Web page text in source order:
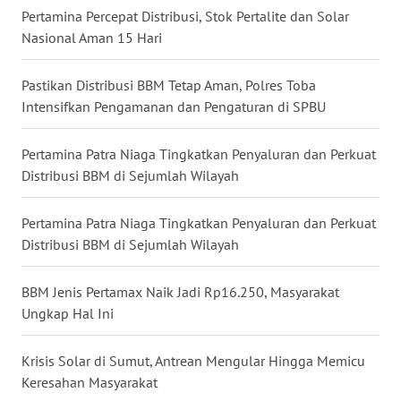
Pertamina Percepat Distribusi, Stok Pertalite dan Solar
Nasional Aman 15 Hari
Pastikan Distribusi BBM Tetap Aman, Polres Toba
Intensifkan Pengamanan dan Pengaturan di SPBU
Pertamina Patra Niaga Tingkatkan Penyaluran dan Perkuat
Distribusi BBM di Sejumlah Wilayah
Pertamina Patra Niaga Tingkatkan Penyaluran dan Perkuat
Distribusi BBM di Sejumlah Wilayah
BBM Jenis Pertamax Naik Jadi Rp16.250, Masyarakat
Ungkap Hal Ini
Krisis Solar di Sumut, Antrean Mengular Hingga Memicu
Keresahan Masyarakat
WN
BABEL
WN
SUMBAR
WN
SUMSEL
WN
BENGKULU
WN
LAMPUNG
WN
JATENG